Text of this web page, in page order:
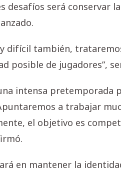
desafíos será conservar
difícil también,
posible de jugadores”,
intensa pretemporada
a trabajar
el objetivo es
en mantener la